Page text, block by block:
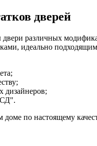
дверей
различных
идеально
дизайнеров;
доме по настоящему